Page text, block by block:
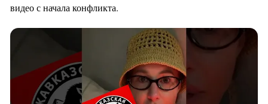
видео с начала конфликта.